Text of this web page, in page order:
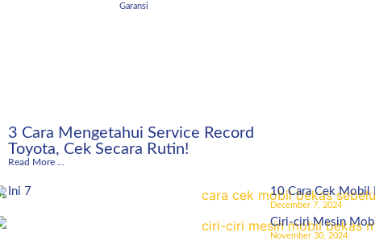
Ini 7
Garansi
3 Cara Mengetahui Service Record
Toyota, Cek Secara Rutin!
Read More ...
10 Cara Cek Mobil
December 7, 2024
Ciri-ciri Mesin
November 30, 2024